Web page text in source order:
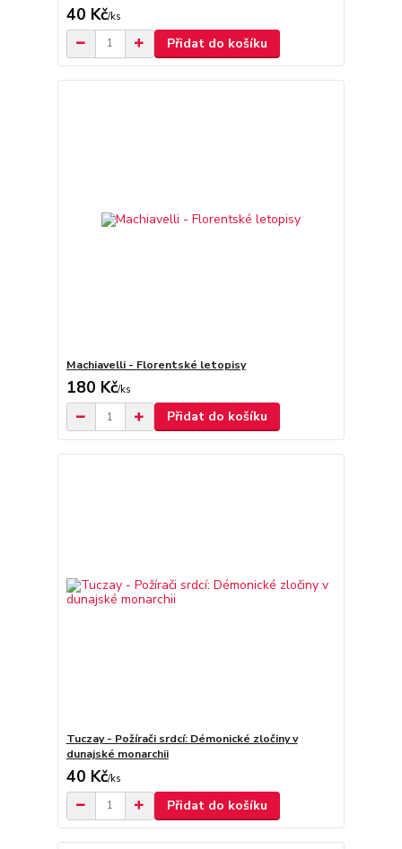
40 Kč/ks
Přidat do košíku
Machiavelli - Florentské letopisy
180 Kč/ks
Přidat do košíku
Tuczay - Požírači srdcí: Démonické zločiny v
dunajské monarchii
40 Kč/ks
Přidat do košíku